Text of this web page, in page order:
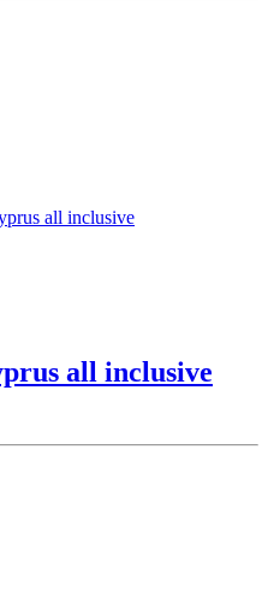
all inclusive